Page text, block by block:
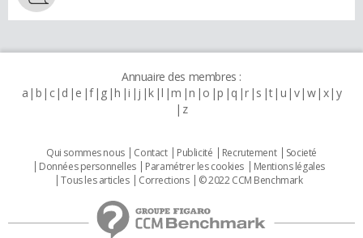
Annuaire des membres :
a b c d e f g h i j k l m n o p q r s t u v w x y
z
Qui sommes nous Contact Publicité Recrutement
Societé
Données personnelles
Paramétrer les cookies
Mentions légales
Tous les articles
Corrections © 2022 CCM Benchmark